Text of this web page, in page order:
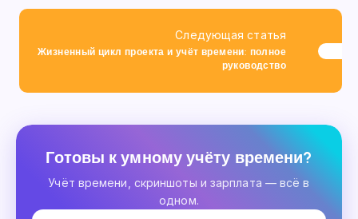
Следующая статья
Жизненный цикл проекта и учёт времени: полное
руководство
Готовы к умному учёту времени?
Учёт времени, скриншоты и зарплата — всё в
одном.